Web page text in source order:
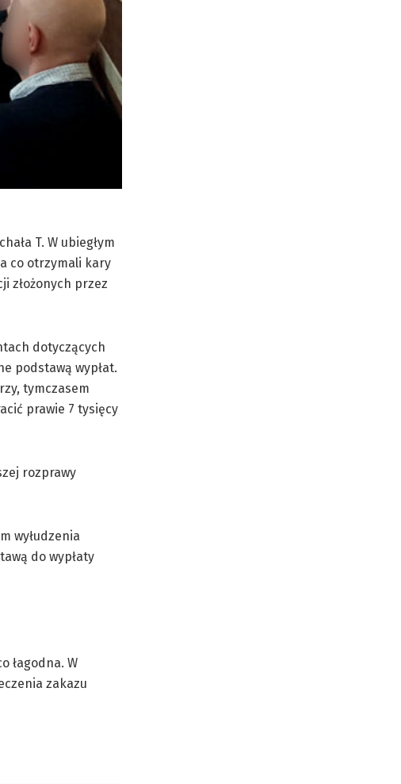
T. W ubiegłym
co otrzymali kary
złożonych przez
dotyczących
podstawą wypłat.
tymczasem
prawie 7 tysięcy
rozprawy
wyłudzenia
do wypłaty
łagodna. W
zakazu